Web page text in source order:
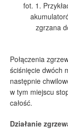
fot. 1.
zgrzana
Połączenia
ściśnięcie dwóch
następnie
w tym miejscu
całość.
Działanie